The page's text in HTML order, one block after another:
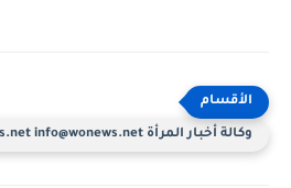
وكالة أخبار المرأة www.wonews.net info@wonews.net